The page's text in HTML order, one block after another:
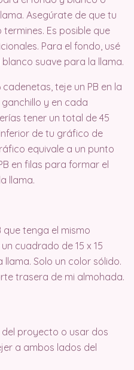
Asegúrate de que tu
Es posible que
Para el fondo, usé
suave para la llama.
teje un PB en la
y en cada
tener un total de 45
de tu gráfico de
equivale a un punto
en filas para formar el
llama.
que tenga el mismo
cuadrado de 15 x 15
Solo un color sólido.
trasera de mi almohada.
del proyecto o usar dos
a ambos lados del